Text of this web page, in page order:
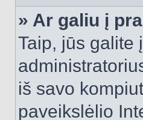
» Ar galiu į
Taip, jūs galite
iš savo
paveikslėlio